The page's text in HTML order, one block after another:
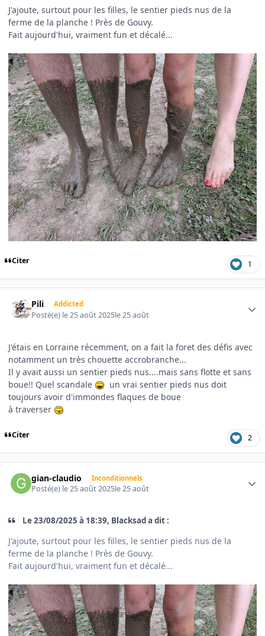
J'ajoute, surtout pour les filles, le sentier pieds nus de la
ferme de la planche ! Près de Gouvy.
Fait aujourd'hui, vraiment fun et décalé...
Citer 1
Pili Addicted
Posté(e) le 25 août 2025le 25 août
J'étais en Lorraine récemment, on a fait la foret des défis avec
notamment un très chouette accrobranche...
Il y avait aussi un sentier pieds nus....mais sans flotte et sans
boue!! Quel scandale
un vrai sentier pieds nus doit
toujours avoir d'immondes flaques de boue
à traverser
Citer 2
gian-claudio Inconditionnels
Posté(e) le 25 août 2025le 25 août
Le 23/08/2025 à 18:39, Blacksad a dit :
J'ajoute, surtout pour les filles, le sentier pieds nus de la
ferme de la planche ! Près de Gouvy.
Fait aujourd'hui, vraiment fun et décalé...